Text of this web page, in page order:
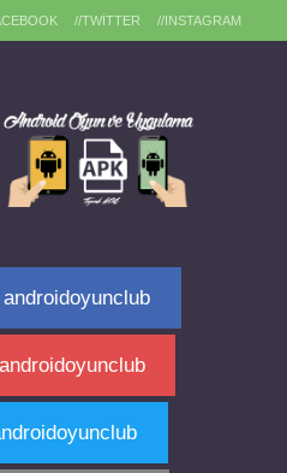
//TWITTER //INSTAGRAM